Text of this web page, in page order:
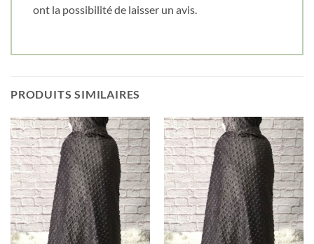
ont la possibilité de laisser un avis.
PRODUITS SIMILAIRES